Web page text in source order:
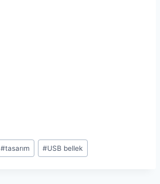
#tasarım #USB bellek